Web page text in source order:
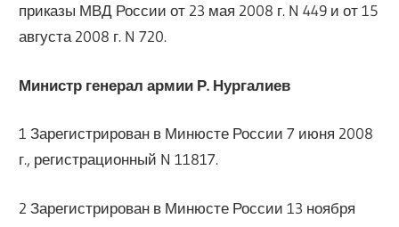
приказы МВД России от 23 мая 2008 г. N 449 и от 15
августа 2008 г. N 720.
Министр генерал армии Р. Нургалиев
1 Зарегистрирован в Минюсте России 7 июня 2008
г., регистрационный N 11817.
2 Зарегистрирован в Минюсте России 13 ноября